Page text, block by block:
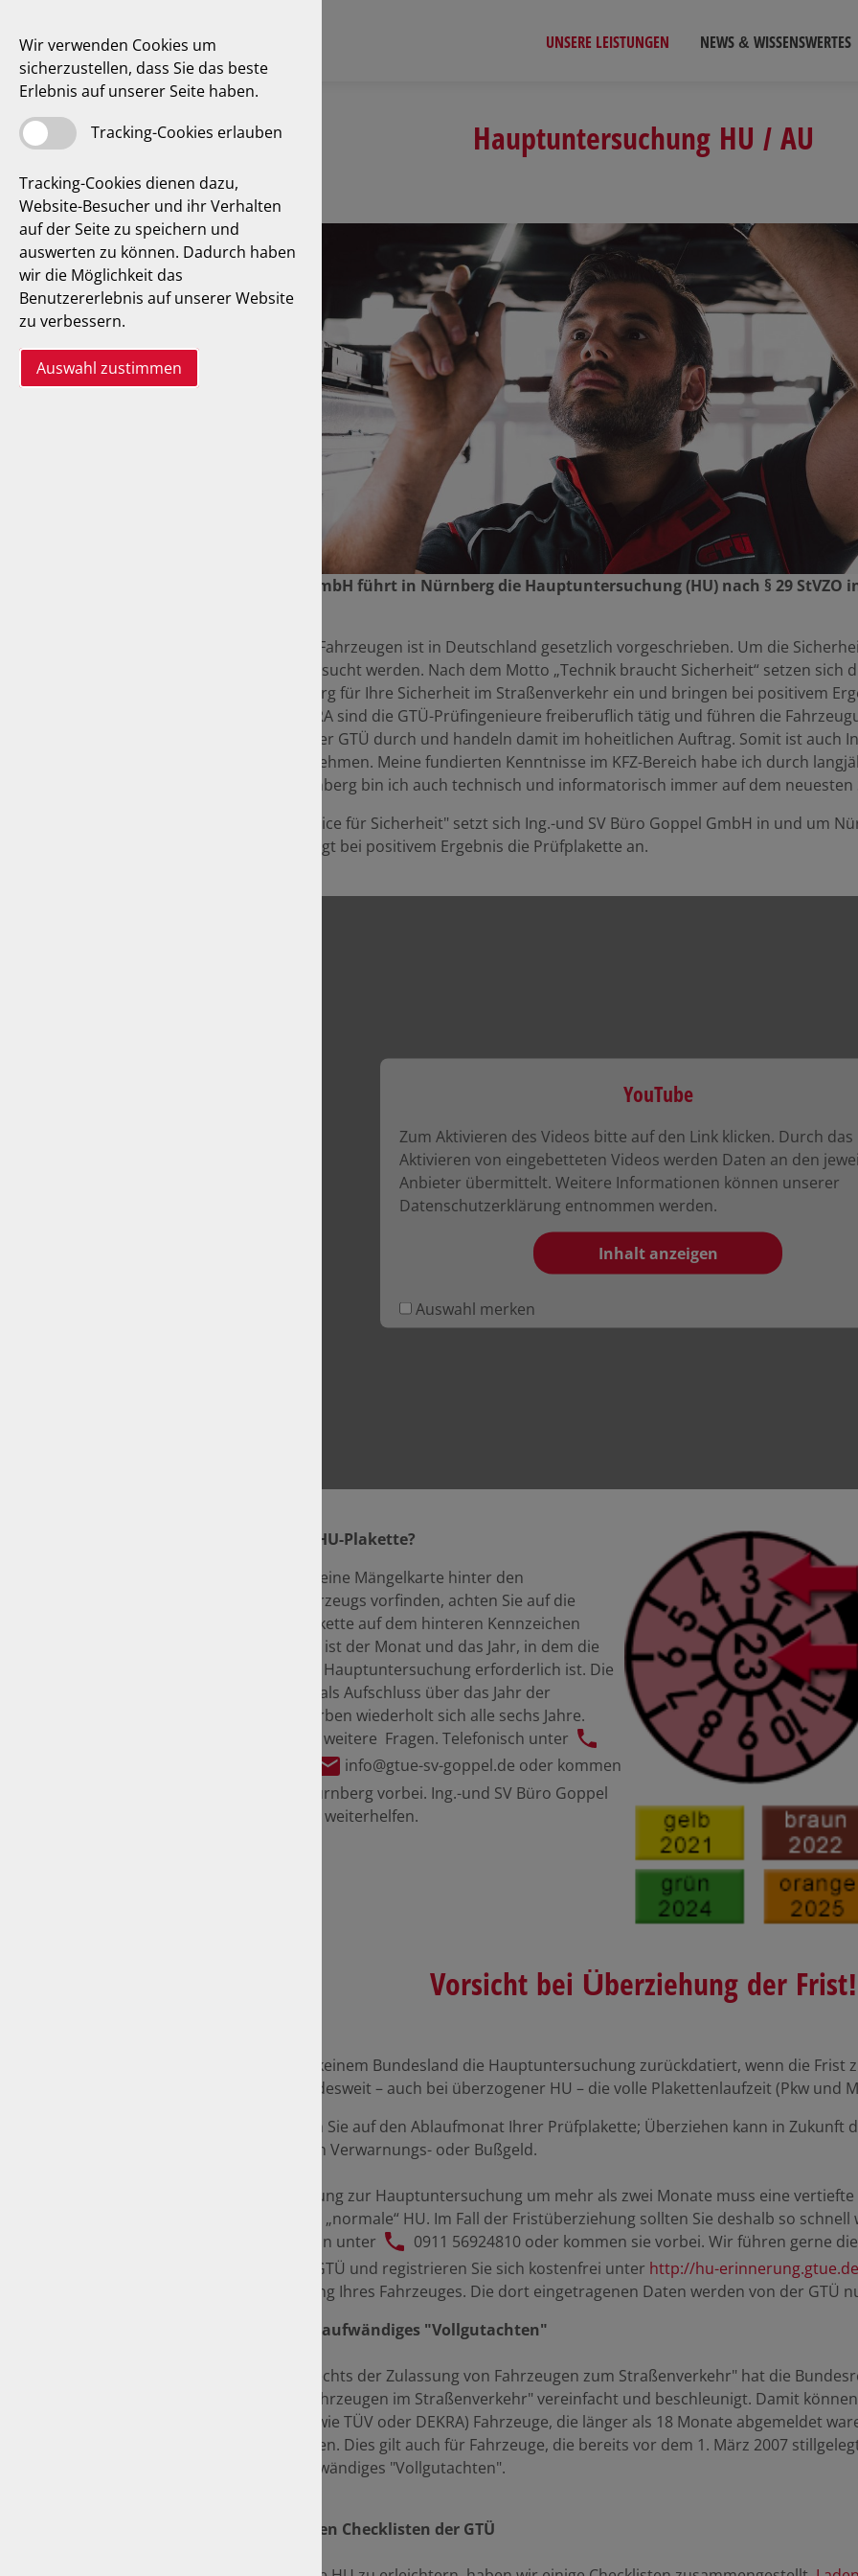
UNSERE LEISTUNGEN NEWS & WISSENSWERTES
Hauptuntersuchung HU / AU
Ing.-und SV Büro Goppel GmbH führt in Nürnberg die Hauptuntersuchung (HU) nach § 29
Die Hauptuntersuchung an Fahrzeugen ist in Deutschland gesetzlich vorgeschrieben. Um die
Fahrzeuge regelmäßig untersucht werden. Nach dem Motto „Technik braucht Sicherheit“ setzen sich
)Thorsten Goppel in Nürnberg für Ihre Sicherheit im Straßenverkehr ein und bringen bei positivem
Gegensatz zu TÜV und DEKRA sind die GTÜ-Prüfingenieure freiberuflich tätig und führen die
Namen und auf Rechnung der GTÜ durch und handeln damit im hoheitlichen Auftrag. Somit ist auch
Hauptuntersuchung vorzunehmen. Meine fundierten Kenntnisse im KFZ-Bereich habe ich durch
Als Partner der GTÜ in Nürnberg bin ich auch technisch und informatorisch immer auf dem neuesten
Nach dem Motto "Mehr Service für Sicherheit" setzt sich Ing.-und SV Büro Goppel GmbH in und um
Straßenverkehr ein und bringt bei positivem Ergebnis die Prüfplakette an.
Zum Aktivieren des Videos bitte auf den Link klicken. Durch das
Aktivieren von eingebetteten Videos werden Daten an den
Anbieter übermittelt. Weitere Informationen können unserer
Datenschutzerklärung entnommen werden.
Inhalt anzeigen
Auswahl merken
Unser Tip: Wie lese ich die HU-Plakette?
Damit Sie nicht irgendwann eine Mängelkarte hinter den
Scheibenwischern Ihres Fahrzeugs vorfinden, achten Sie auf die
Daten, die Ihnen die Prüfplakette auf dem hinteren Kennzeichen
anzeigt. Darauf zu erkennen ist der Monat und das Jahr, in dem die
Durchführung der nächsten Hauptuntersuchung erforderlich ist. Die
Farbe gibt zusätzlich nochmals Aufschluss über das Jahr der
Fälligkeit. Die Abfolge der Farben wiederholt sich alle sechs Jahre.
Gerne beantworte ich Ihnen weitere Fragen. Telefonisch unter
info@gtue-sv-goppel.de oder kommen
Sie doch einfach in 90402 Nürnberg vorbei. Ing.-und SV Büro Goppel
GmbH kann Ihnen sicherlich weiterhelfen.
Vorsicht bei Überziehung der Frist!
Seit dem 1. Juli 2012 wird in keinem Bundesland die Hauptuntersuchung zurückdatiert, wenn die
erhalten die Fahrzeuge bundesweit – auch bei überzogener HU – die volle Plakettenlaufzeit (Pkw und
kontrollieren Sie auf den Ablaufmonat Ihrer Prüfplakette; Überziehen kann in
der erhöhten Prüfgebühr ein Verwarnungs- oder Bußgeld.
Bei Überziehen der Vorführung zur Hauptuntersuchung um mehr als zwei Monate muss eine
die 20 % mehr kostet, als die „normale“ HU. Im Fall der Fristüberziehung sollten Sie deshalb so
vereinbaren. Rufen Sie uns an unter
0911 56924810 oder kommen sie vorbei. Wir führen gerne
Nutzen Sie den Service der GTÜ und registrieren Sie sich kostenfrei unter http://hu-erinnerung.gtue.de
nächsten Hauptuntersuchung Ihres Fahrzeuges. Die dort eingetragenen Daten werden von der GTÜ
Nachweis einer HU ersetzt aufwändiges "Vollgutachten"
Mit der "Neuordnung des Rechts der Zulassung von Fahrzeugen zum Straßenverkehr" hat die
Zulassungsverfahren von Fahrzeugen im Straßenverkehr" vereinfacht und beschleunigt. Damit
(neben Prüforganisationen wie TÜV oder DEKRA) Fahrzeuge, die länger als 18 Monate abgemeldet
gemäß § 29 StVZO (HU) prüfen. Dies gilt auch für Fahrzeuge, die bereits vor dem 1. März 2007
Wiederzulassung - ohne aufwändiges "Vollgutachten".
Sicher durch die HU - mit den Checklisten der GTÜ
Wir verwenden Cookies um
sicherzustellen, dass Sie das beste
Erlebnis auf unserer Seite haben.
Tracking-Cookies erlauben
Tracking-Cookies dienen dazu,
Website-Besucher und ihr Verhalten
auf der Seite zu speichern und
auswerten zu können. Dadurch haben
wir die Möglichkeit das
Benutzererlebnis auf unserer Website
zu verbessern.
Auswahl zustimmen